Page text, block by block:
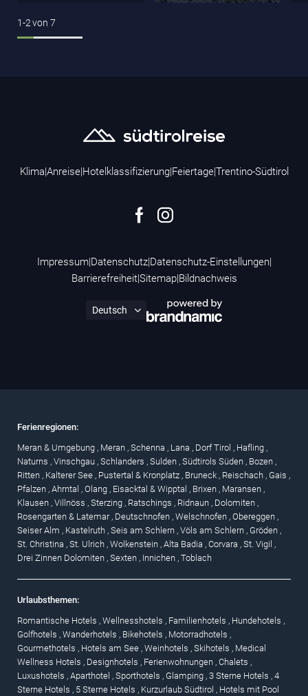
1-2von 7
Klima|Anreise|Hotelklassifizierung|Feiertage|Trentino-Südtirol
Impressum|Datenschutz|Datenschutz-Einstellungen|
Barrierefreiheit|Sitemap|Bildnachweis
Ferienregionen:
Meran & Umgebung , Meran , Schenna , Lana , Dorf Tirol , Hafling ,
Naturns , Vinschgau , Schlanders , Sulden , Südtirols Süden , Bozen ,
Ritten , Kalterer See , Pustertal & Kronplatz , Bruneck , Reischach , Gais ,
Pfalzen , Ahrntal , Olang , Eisacktal & Wipptal , Brixen , Maransen ,
Klausen , Villnöss , Sterzing , Ratschings , Ridnaun , Dolomiten ,
Rosengarten & Latemar , Deutschnofen , Welschnofen , Obereggen ,
Seiser Alm , Kastelruth , Seis am Schlern , Völs am Schlern , Gröden ,
St. Christina , St. Ulrich , Wolkenstein , Alta Badia , Corvara , St. Vigil ,
Drei Zinnen Dolomiten , Sexten , Innichen , Toblach
Urlaubsthemen:
Romantische Hotels , Wellnesshotels , Familienhotels , Hundehotels ,
Golfhotels , Wanderhotels , Bikehotels , Motorradhotels ,
Gourmethotels , Hotels am See , Weinhotels , Skihotels , Medical
Wellness Hotels , Designhotels , Ferienwohnungen , Chalets ,
Luxushotels , Aparthotel , Sporthotels , Glamping , 3 Sterne Hotels , 4
Sterne Hotels , 5 Sterne Hotels , Kurzurlaub Südtirol , Hotels mit Pool